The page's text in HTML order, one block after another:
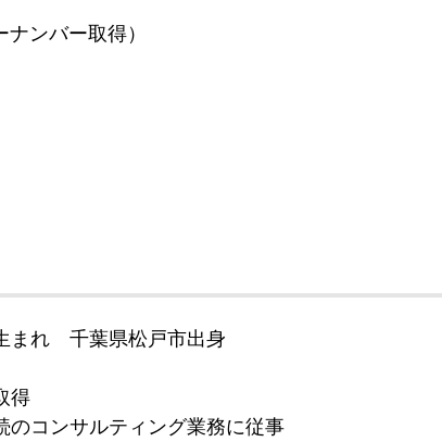
ンバー取得）
まれ 千葉県松戸市出身
得
のコンサルティング業務に従事